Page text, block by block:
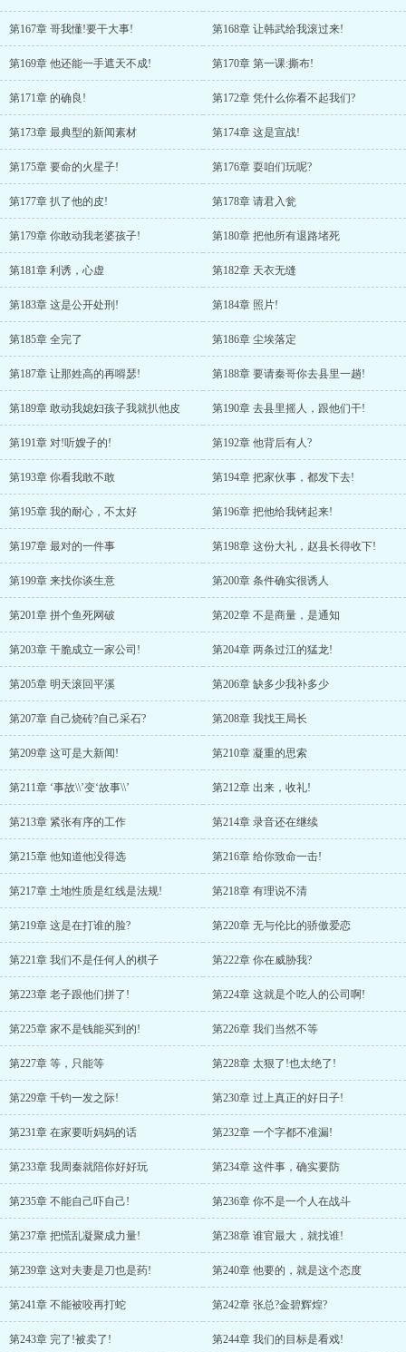
第167章 哥我懂!要干大事! 第168章 让韩武给我滚过来!
第169章 他还能一手遮天不成! 第170章 第一课:撕布!
第171章 的确良! 第172章 凭什么你看不起我们?
第173章 最典型的新闻素材 第174章 这是宣战!
第175章 要命的火星子! 第176章 耍咱们玩呢?
第177章 扒了他的皮! 第178章 请君入瓮
第179章 你敢动我老婆孩子! 第180章 把他所有退路堵死
第181章 利诱，心虚 第182章 天衣无缝
第183章 这是公开处刑! 第184章 照片!
第185章 全完了 第186章 尘埃落定
第187章 让那姓高的再嘚瑟! 第188章 要请秦哥你去县里一趟!
第189章 敢动我媳妇孩子我就扒他皮 第190章 去县里摇人，跟他们干!
第191章 对!听嫂子的! 第192章 他背后有人?
第193章 你看我敢不敢 第194章 把家伙事，都发下去!
第195章 我的耐心，不太好 第196章 把他给我铐起来!
第197章 最对的一件事 第198章 这份大礼，赵县长得收下!
第199章 来找你谈生意 第200章 条件确实很诱人
第201章 拼个鱼死网破 第202章 不是商量，是通知
第203章 干脆成立一家公司! 第204章 两条过江的猛龙!
第205章 明天滚回平溪 第206章 缺多少我补多少
第207章 自己烧砖?自己采石? 第208章 我找王局长
第209章 这可是大新闻! 第210章 凝重的思索
第211章 ‘事故\\’变‘故事\\’ 第212章 出来，收礼!
第213章 紧张有序的工作 第214章 录音还在继续
第215章 他知道他没得选 第216章 给你致命一击!
第217章 土地性质是红线是法规! 第218章 有理说不清
第219章 这是在打谁的脸? 第220章 无与伦比的骄傲爱恋
第221章 我们不是任何人的棋子 第222章 你在威胁我?
第223章 老子跟他们拼了! 第224章 这就是个吃人的公司啊!
第225章 家不是钱能买到的! 第226章 我们当然不等
第227章 等，只能等 第228章 太狠了!也太绝了!
第229章 千钧一发之际! 第230章 过上真正的好日子!
第231章 在家要听妈妈的话 第232章 一个字都不准漏!
第233章 我周秦就陪你好好玩 第234章 这件事，确实要防
第235章 不能自己吓自己! 第236章 你不是一个人在战斗
第237章 把慌乱凝聚成力量! 第238章 谁官最大，就找谁!
第239章 这对夫妻是刀也是药! 第240章 他要的，就是这个态度
第241章 不能被咬再打蛇 第242章 张总?金碧辉煌?
第243章 完了!被卖了! 第244章 我们的目标是看戏!